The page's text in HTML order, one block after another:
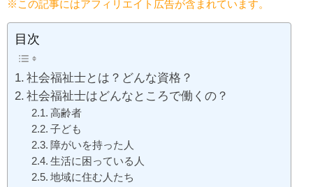
※この記事にはアフィリエイト広告が含まれています。
目次
社会福祉士とは？どんな資格？
社会福祉士はどんなところで働くの？
高齢者
子ども
障がいを持った人
生活に困っている人
地域に住む人たち